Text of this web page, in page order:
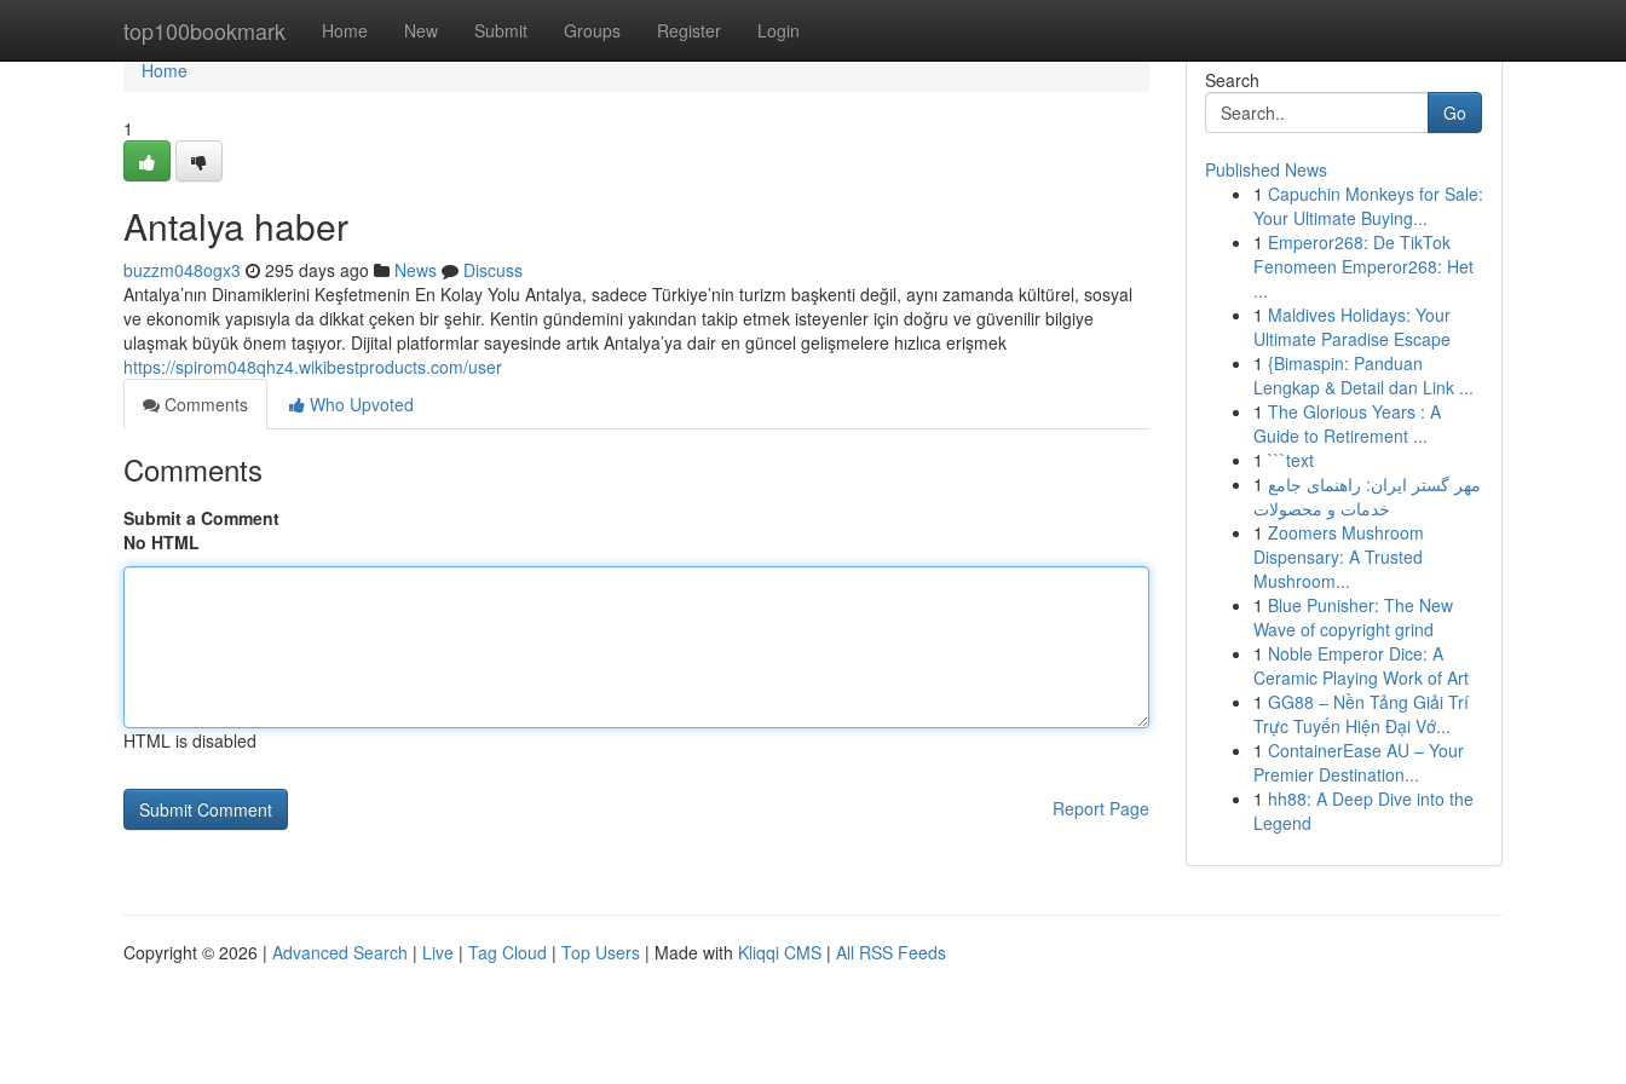
top100bookmark Home New Submit Groups Register Login
Home
Home
1
Antalya haber
buzzm048ogx3 295 days ago News
Discuss
Antalya’nın Dinamiklerini Keşfetmenin En Kolay Yolu Antalya, sadece Türkiye’nin turizm başkenti değil, aynı zamanda kültürel, sosyal
ve ekonomik yapısıyla da dikkat çeken bir şehir. Kentin gündemini yakından takip etmek isteyenler için doğru ve güvenilir bilgiye
ulaşmak büyük önem taşıyor. Dijital platformlar sayesinde artık Antalya’ya dair en güncel gelişmelere hızlıca erişmek
https://spirom048qhz4.wikibestproducts.com/user
Comments
Who Upvoted
Comments
Submit a Comment
No HTML
HTML is disabled
Report Page
Search
Go
Published News
1 Capuchin Monkeys for Sale:
Your Ultimate Buying...
1 Emperor268: De TikTok
Fenomeen Emperor268: Het
...
1 Maldives Holidays: Your
Ultimate Paradise Escape
1 {Bimaspin: Panduan
Lengkap & Detail dan Link ...
1 The Glorious Years : A
Guide to Retirement ...
1 ```text
1 مهر گستر ایران: راهنمای جامع
خدمات و محصولات
1 Zoomers Mushroom
Dispensary: A Trusted
Mushroom...
1 Blue Punisher: The New
Wave of copyright grind
1 Noble Emperor Dice: A
Ceramic Playing Work of Art
1 GG88 – Nền Tảng Giải Trí
Trực Tuyến Hiện Đại Vớ...
1 ContainerEase AU – Your
Premier Destination...
1 hh88: A Deep Dive into the
Legend
Copyright © 2026 | Advanced Search | Live | Tag Cloud | Top Users | Made with Kliqqi CMS | All RSS Feeds